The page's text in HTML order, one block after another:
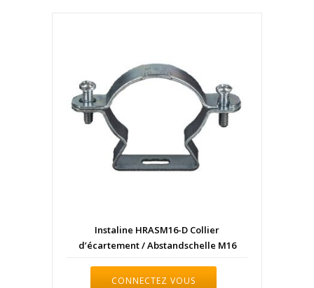
Instaline HRASM16-D Collier
d’écartement / Abstandschelle M16
CONNECTEZ VOUS